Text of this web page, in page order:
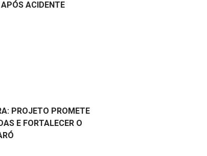
ACIDENTE
PROJETO PROMETE
E FORTALECER O